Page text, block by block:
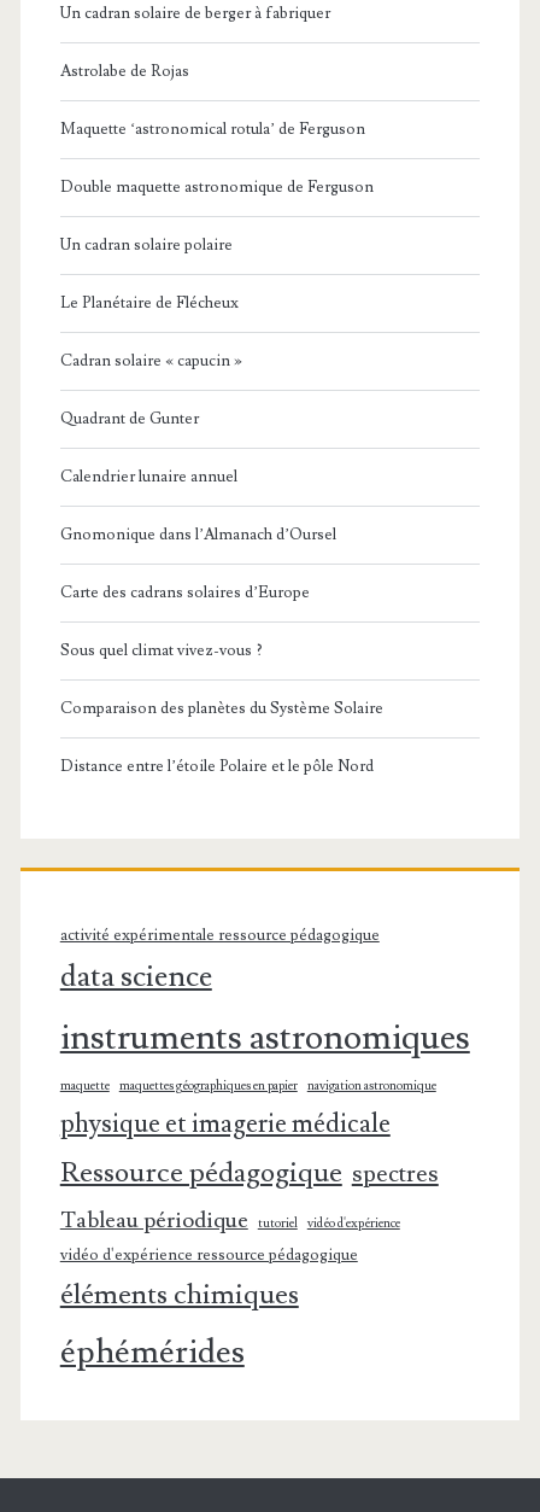
Un cadran solaire de berger à fabriquer
Astrolabe de Rojas
Maquette ‘astronomical rotula’ de Ferguson
Double maquette astronomique de Ferguson
Un cadran solaire polaire
Le Planétaire de Flécheux
Cadran solaire « capucin »
Quadrant de Gunter
Calendrier lunaire annuel
Gnomonique dans l’Almanach d’Oursel
Carte des cadrans solaires d’Europe
Sous quel climat vivez-vous ?
Comparaison des planètes du Système Solaire
Distance entre l’étoile Polaire et le pôle Nord
activité expérimentale ressource pédagogique
data science
instruments astronomiques
maquette maquettes géographiques en papier navigation astronomique
physique et imagerie médicale
Ressource pédagogique spectres
Tableau périodique tutoriel vidéo d'expérience
vidéo d'expérience ressource pédagogique
éléments chimiques
éphémérides